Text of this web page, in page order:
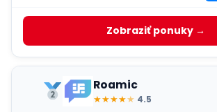
Zobraziť ponuky →
Roamic
★★★★★ 4.5